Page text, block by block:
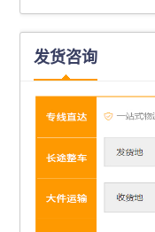
发货咨询